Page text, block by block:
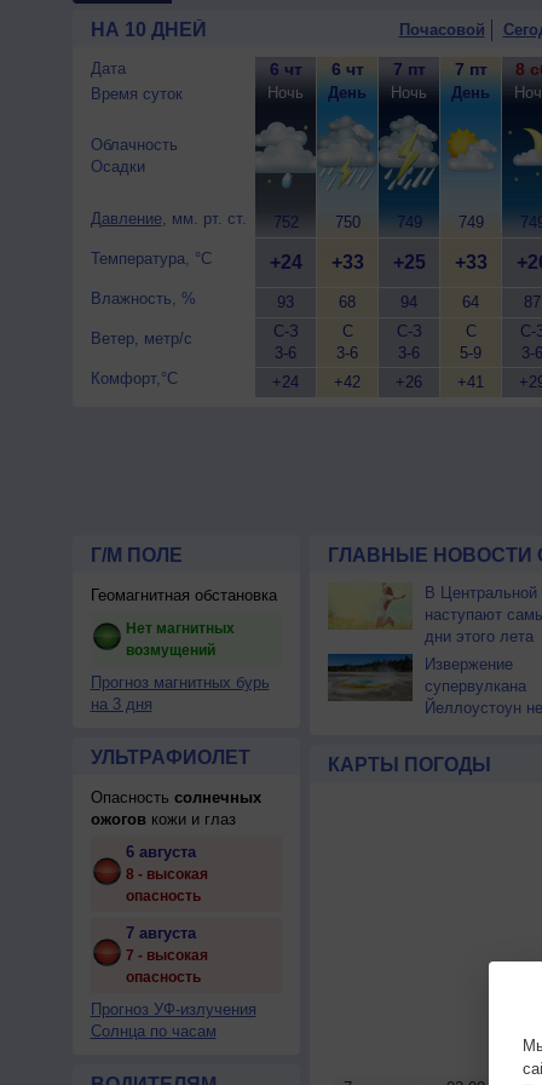
погода; ночью +24..26°,
10 августа , ожидается
северный, сильный, порывы
НА 10 ДНЕЙ Почасовой
Дата
Время суток
Облачность
Осадки
Давление, мм. рт. ст.
Температура, °C
Влажность, %
Ветер, метр/с
Комфорт,°C
6 чт
Ночь
752
+24
93
С-З
3-6
+24
6 чт
День
750
+33
68
С
3-6
+42
7 пт
Ночь
749
+25
94
С-З
3-6
+26
7 пт
День
749
+33
64
С
5-9
+41
8
87
С-
3-6
Г/М ПОЛЕ
Геомагнитная обстановка
Нет магнитных
возмущений
Прогноз магнитных бурь
на 3 дня
УЛЬТРАФИОЛЕТ
Опасность солнечных
ожоговкожи и глаз
6 августа
8 - высокая
опасность
7 августа
7 - высокая
опасность
Прогноз УФ-излучения
Солнца по часам
ГЛАВНЫЕ НОВОСТИ
В Центральной
наступают
дни этого лета
Извержение
супервулкана
Йеллоустоун
КАРТЫ ПОГОДЫ